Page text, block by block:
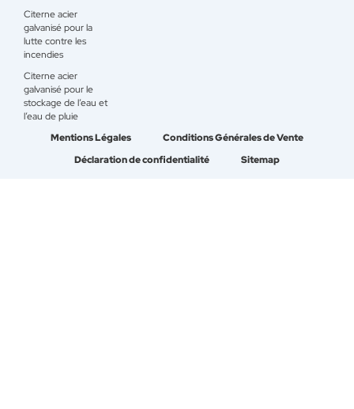
Citerne acier
galvanisé pour la
lutte contre les
incendies
Citerne acier
galvanisé pour le
stockage de l’eau et
l’eau de pluie
Mentions Légales
Conditions Générales de Vente
Déclaration de confidentialité
Sitemap